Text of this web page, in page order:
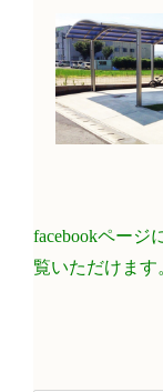
facebookページ
覧いただけます